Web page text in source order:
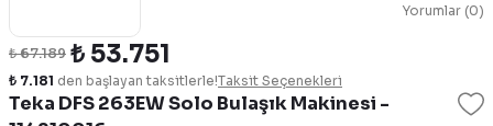
Yorumlar (0)
Teka DFS 263EW Solo Bulaşık Makinesi -
₺ 67.189 ₺ 53.751
₺ 7.181 den başlayan taksitlerle!Taksit Seçenekleri